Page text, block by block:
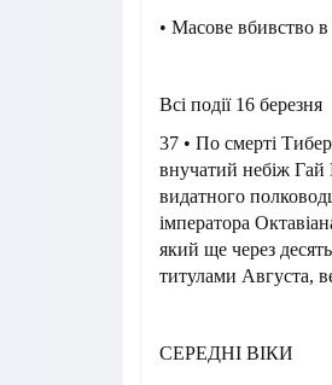
• Масове вбивство
Всі події 16 березня
37 • По смерті
внучатий небіж Гай
видатного
імператора
який ще через
титулами Августа,
СЕРЕДНІ ВІКИ